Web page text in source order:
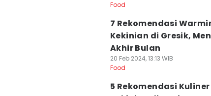
Food
7 Rekomendasi
Kekinian di Gresik,
Akhir Bulan
20 Feb 2024, 13:13 WIB
Food
5 Rekomendasi Kuliner